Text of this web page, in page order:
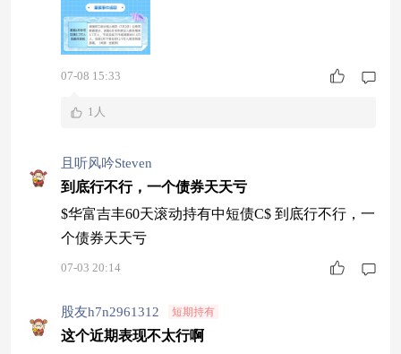
07-08 15:33
1人
且听风吟Steven
到底行不行，一个债券天天亏
$华富吉丰60天滚动持有中短债C$ 到底行不行，一
个债券天天亏
07-03 20:14
股友h7n2961312 短期持有
这个近期表现不太行啊